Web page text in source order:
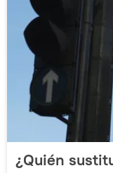
¿Quién